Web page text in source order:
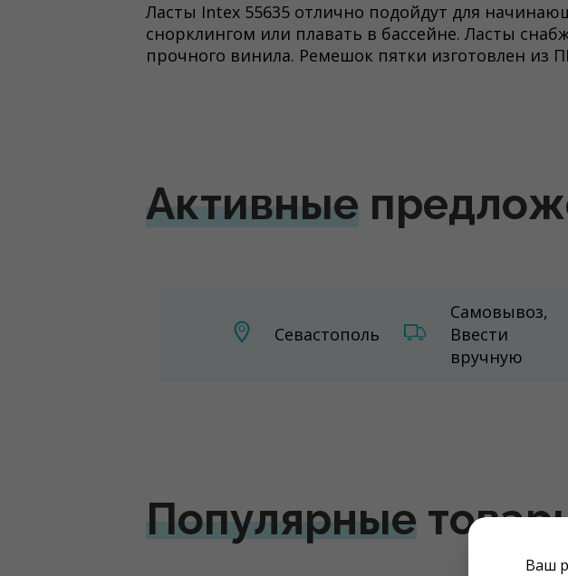
Ваш
Ласты Intex 55635 отлично подойдут для
снорклингом или плавать в бассейне. Ласты
прочного винила. Ремешок пятки изготовлен из
Активные
Севастополь
Самовывоз,
Ввести
вручную
Популярные